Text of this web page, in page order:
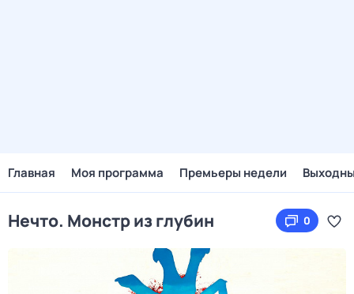
Главная Моя программа Премьеры недели
Нечто. Монстр из глубин 0